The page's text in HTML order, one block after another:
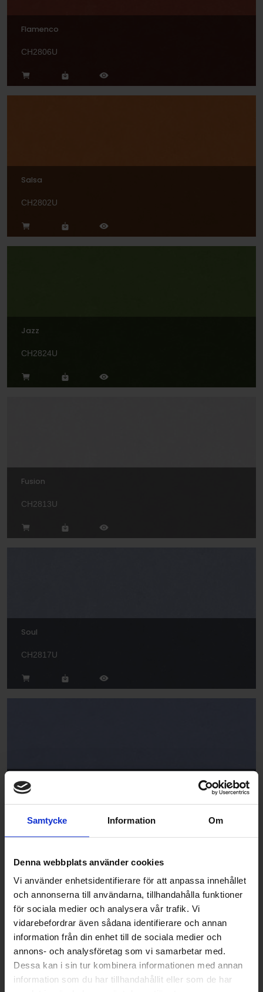
Samtycke Information Om
Denna webbplats använder cookies
Vi använder enhetsidentifierare för att anpassa innehållet
och annonserna till användarna, tillhandahålla funktioner
för sociala medier och analysera vår trafik. Vi
vidarebefordrar även sådana identifierare och annan
information från din enhet till de sociala medier och
annons- och analysföretag som vi samarbetar med.
Dessa kan i sin tur kombinera informationen med annan
information som du har tillhandahållit eller som de har
Flamenco
CH2806U
Salsa
CH2802U
Jazz
CH2824U
Fusion
CH2813U
Soul
CH2817U
Rap
CH2820U
Gospel
CH2821U